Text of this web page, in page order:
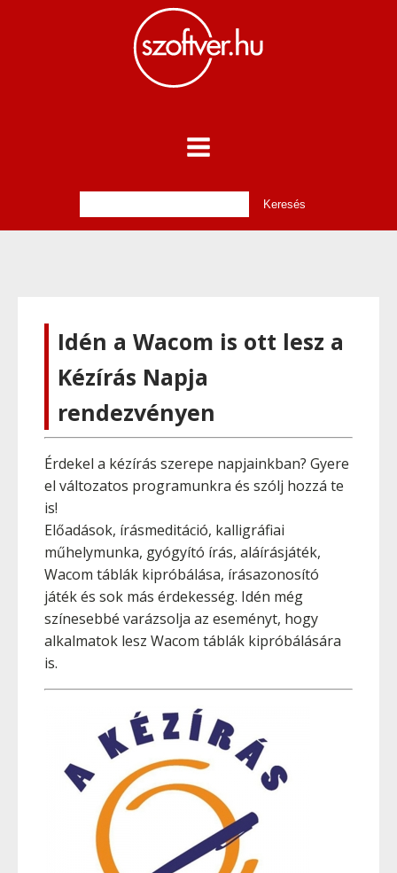
Idén a Wacom is ott lesz a
Kézírás Napja
rendezvényen
Érdekel a kézírás szerepe napjainkban? Gyere
el változatos programunkra és szólj hozzá te
is!
Előadások, írásmeditáció, kalligráfiai
műhelymunka, gyógyító írás, aláírásjáték,
Wacom táblák kipróbálása, írásazonosító
játék és sok más érdekesség. Idén még
színesebbé varázsolja az eseményt, hogy
alkalmatok lesz Wacom táblák kipróbálására
is.